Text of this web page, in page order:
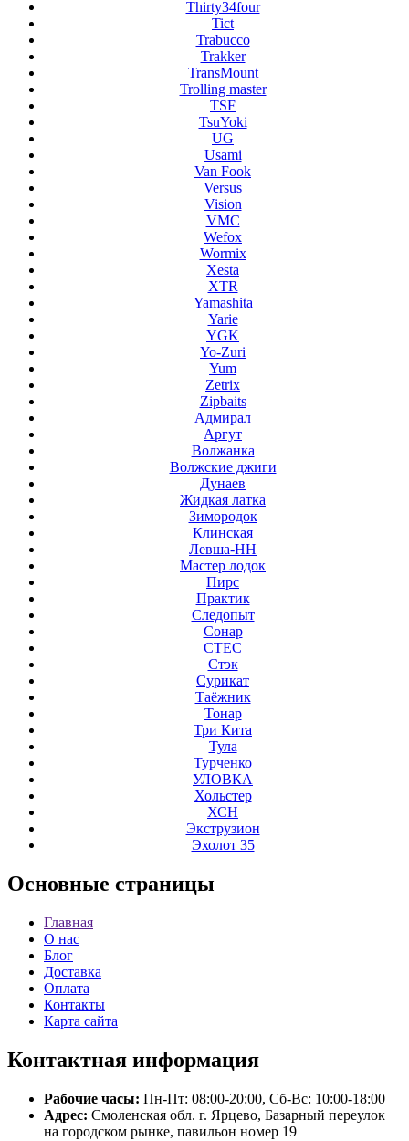
Thirty34four
Tict
Trabucco
Trakker
TransMount
Trolling master
TSF
TsuYoki
UG
Usami
Van Fook
Versus
Vision
VMC
Wefox
Wormix
Xesta
XTR
Yamashita
Yarie
YGK
Yo-Zuri
Yum
Zetrix
Zipbaits
Адмирал
Аргут
Волжанка
Волжские джиги
Дунаев
Жидкая латка
Зимородок
Клинская
Левша-НН
Мастер лодок
Пирс
Практик
Следопыт
Сонар
СТЕС
Стэк
Сурикат
Таёжник
Тонар
Три Кита
Тула
Турченко
УЛОВКА
Хольстер
ХСН
Экструзион
Эхолот 35
Основные страницы
Главная
О нас
Блог
Доставка
Оплата
Контакты
Карта сайта
Контактная информация
Рабочие часы: Пн-Пт: 08:00-20:00, Сб-Вс: 10:00-18:00
Адрес: Смоленская обл. г. Ярцево, Базарный переулок
на городском рынке, павильон номер 19